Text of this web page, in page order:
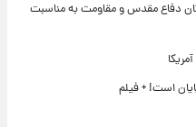
دفاع مقدس و مقاومت به مناسبت
است! + فیلم